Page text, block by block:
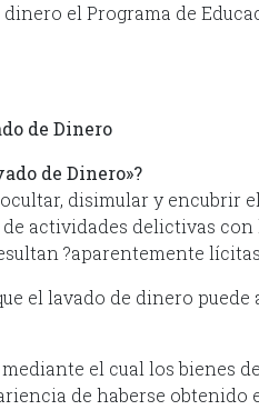
el Programa de
de Dinero
de Dinero»?
disimular y encubrir
actividades delictivas
?aparentemente
el lavado de dinero
el cual los bienes
de haberse obtenido